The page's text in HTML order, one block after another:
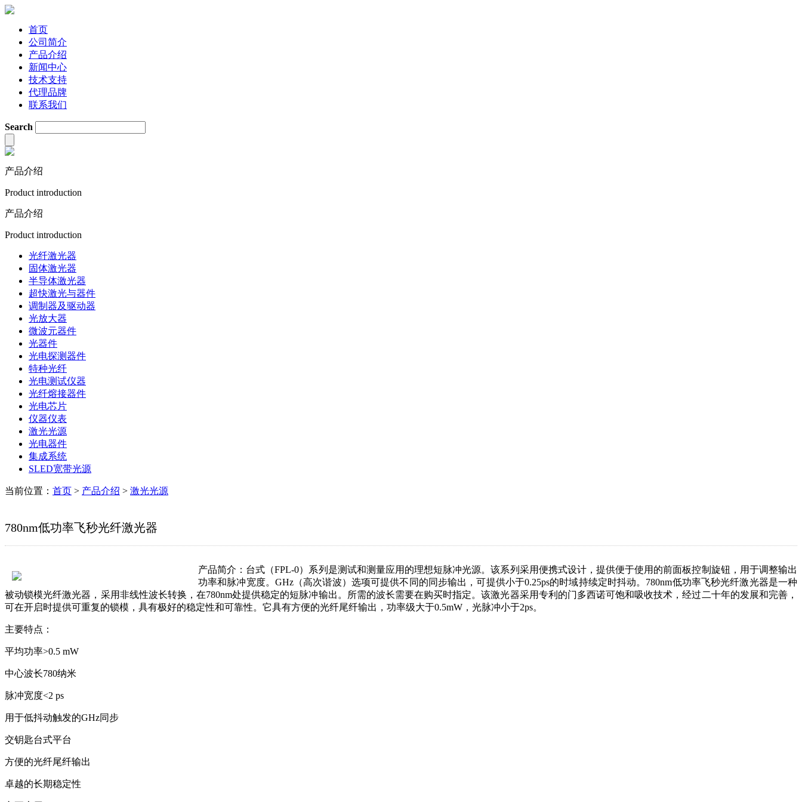
首页
公司简介
产品介绍
新闻中心
技术支持
代理品牌
联系我们
Search
产品介绍
Product introduction
产品介绍
Product introduction
光纤激光器
固体激光器
半导体激光器
超快激光与器件
调制器及驱动器
光放大器
微波元器件
光器件
光电探测器件
特种光纤
光电测试仪器
光纤熔接器件
光电芯片
仪器仪表
激光光源
光电器件
集成系统
SLED宽带光源
当前位置： 首页 > 产品介绍 > 激光光源
780nm低功率飞秒光纤激光器
产品简介： 台式（FPL-0）系列是测试和测量应用的理想短脉冲光源。该系列采用便携式设计，提供便于使用的前面板控制旋钮，用于调整输出
功率和脉冲宽度。GHz（高次谐波）选项可提供不同的同步输出，可提供小于0.25ps的时域持续定时抖动。780nm低功率飞秒光纤激光器是一种
被动锁模光纤激光器，采用非线性波长转换，在780nm处提供稳定的短脉冲输出。所需的波长需要在购买时指定。该激光器采用专利的门多西诺可饱和吸收技术，经过二十年的发展和完善，
可在开启时提供可重复的锁模，具有极好的稳定性和可靠性。它具有方便的光纤尾纤输出，功率级大于0.5mW，光脉冲小于2ps。
主要特点：
平均功率>0.5 mW
中心波长780纳米
脉冲宽度<2 ps
用于低抖动触发的GHz同步
交钥匙台式平台
方便的光纤尾纤输出
卓越的长期稳定性